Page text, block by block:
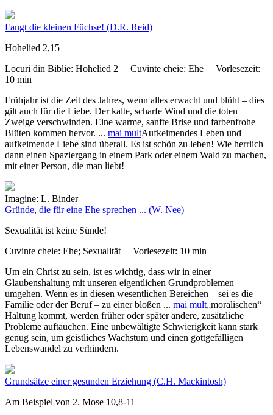
Fangt die kleinen Füchse! (D.R. Reid)
Hohelied 2,15
Locuri din Biblie: Hohelied 2 Cuvinte cheie: Ehe Vorlesezeit:
10 min
Frühjahr ist die Zeit des Jahres, wenn alles erwacht und blüht – dies
gilt auch für die Liebe. Der kalte, scharfe Wind und die toten
Zweige verschwinden. Eine warme, sanfte Brise und farbenfrohe
Blüten kommen hervor. ... mai multAufkeimendes Leben und
aufkeimende Liebe sind überall. Es ist schön zu leben! Wie herrlich
dann einen Spaziergang in einem Park oder einem Wald zu machen,
mit einer Person, die man liebt!
Imagine: L. Binder
Gründe, die für eine Ehe sprechen ... (W. Nee)
Sexualität ist keine Sünde!
Cuvinte cheie: Ehe; Sexualität Vorlesezeit: 10 min
Um ein Christ zu sein, ist es wichtig, dass wir in einer
Glaubenshaltung mit unseren eigentlichen Grundproblemen
umgehen. Wenn es in diesen wesentlichen Bereichen – sei es die
Familie oder der Beruf – zu einer bloßen ... mai mult„moralischen“
Haltung kommt, werden früher oder später andere, zusätzliche
Probleme auftauchen. Eine unbewältigte Schwierigkeit kann stark
genug sein, um geistliches Wachstum und einen gottgefälligen
Lebenswandel zu verhindern.
Grundsätze einer gesunden Erziehung (C.H. Mackintosh)
Am Beispiel von 2. Mose 10,8-11